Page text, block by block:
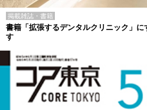
掲載雑誌・書籍
書籍「拡張するデンタルクリニック」
す